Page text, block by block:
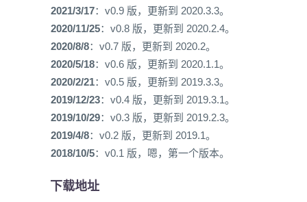
2021/3/17：v0.9 版，更新到 2020.3.3。
2020/11/25：v0.8 版，更新到 2020.2.4。
2020/8/8：v0.7 版，更新到 2020.2。
2020/5/18：v0.6 版，更新到 2020.1.1。
2020/2/21：v0.5 版，更新到 2019.3.3。
2019/12/23：v0.4 版，更新到 2019.3.1。
2019/10/29：v0.3 版，更新到 2019.2.3。
2019/4/8：v0.2 版，更新到 2019.1。
2018/10/5：v0.1 版，嗯，第一个版本。
下载地址